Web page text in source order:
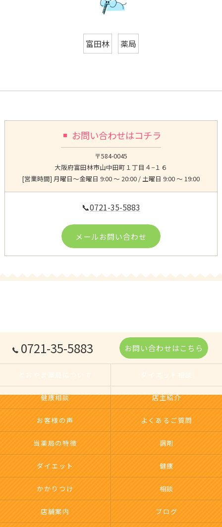
富田林 薬局
お問い合わせはコチラ
〒584-0045
大阪府富田林市山中田町１丁目４−１６
[営業時間] 月曜日〜金曜日 9:00 ～ 20:00 / 土曜日 9:00 ～ 19:00
📞0721-35-5883
メールお問い合わせ
0721-35-5883 お問い合わせはこちら
とおやま薬局について ダイエット相談
健康相談 店主紹介
お客様の声 よくあるご質問
当薬局の特徴 調剤
ダイエット 健康
かかりつけ 相談
店舗案内 ブログ